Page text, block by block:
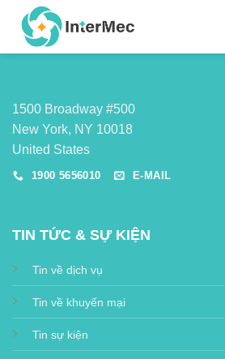
content
1500 Broadway #500
New York, NY 10018
United States
1900 5656010 E-MAIL
TIN TỨC & SỰ KIỆN
Tin về dịch vụ
Tin về khuyến mại
Tin sự kiện